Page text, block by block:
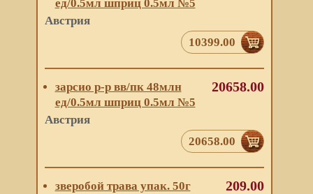
ед/0.5мл шприц 0.5мл №5
Австрия
10399.00
зарсио р-р вв/пк 48млн
ед/0.5мл шприц 0.5мл №5
Австрия
20658.00
20658.00
зверобой трава упак. 50г
209.00